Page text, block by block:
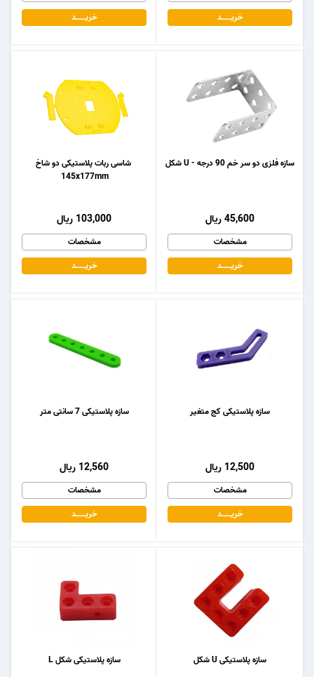
خریـــــــد خریـــــــد
شاسی ربات پلاستیکی دو شاخ
145x177mm
103,000 ریال
مشخصات
خریـــــــد
سازه فلزی دو سر خم 90 درجه - U شکل
45,600 ریال
مشخصات
خریـــــــد
سازه پلاستیکی 7 سانتی متر
12,560 ریال
مشخصات
خریـــــــد
سازه پلاستیکی کج متغیر
12,500 ریال
مشخصات
خریـــــــد
سازه پلاستیکی شکل L سازه پلاستیکی U شکل